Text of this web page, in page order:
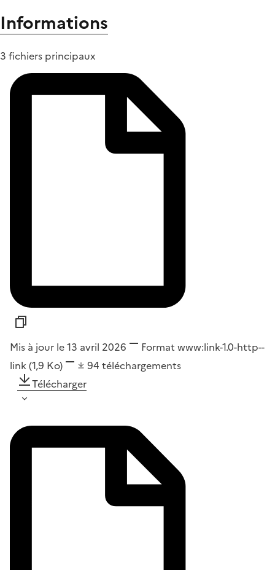
Informations
3 fichiers principaux
Mis à jour le 13 avril 2026 Format www:link-1.0-http--
link (1,9 Ko) 94 téléchargements
Télécharger